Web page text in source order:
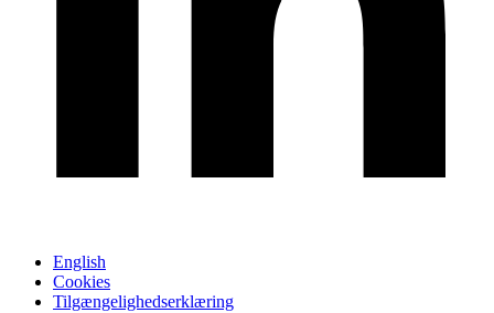
English
Cookies
Tilgængelighedserklæring